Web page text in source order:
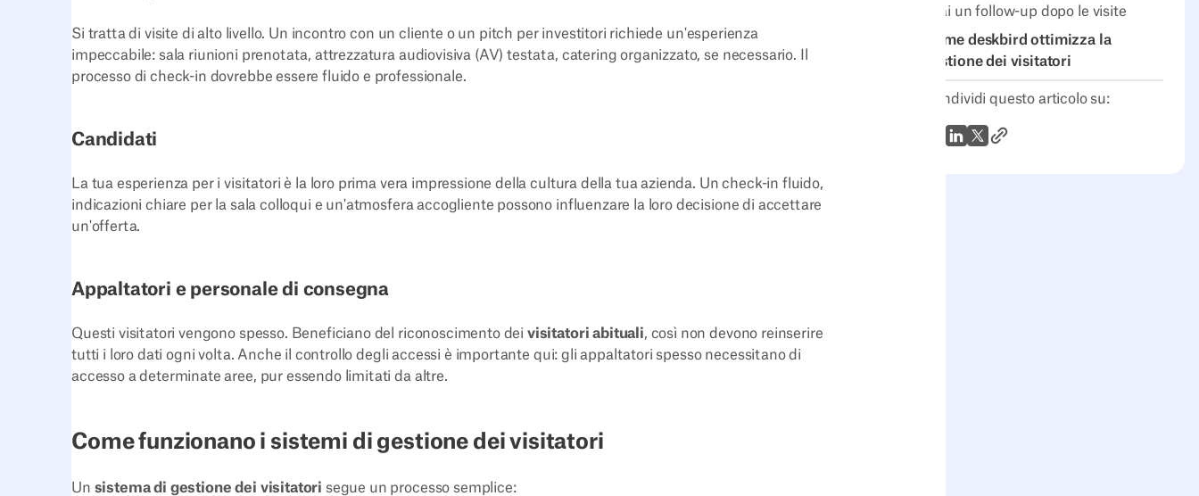
Fai un follow-up dopo le visite
Come deskbird ottimizza la
gestione dei visitatori
Condividi questo articolo su:
WhatsApp
LinkedIn
X (Twitter)
Link all'articolo
Si tratta di visite di alto livello. Un incontro con un cliente o un pitch per investitori richiede un'esperienza
impeccabile: sala riunioni prenotata, attrezzatura audiovisiva (AV) testata, catering organizzato, se necessario. Il
processo di check-in dovrebbe essere fluido e professionale.
Candidati
La tua esperienza per i visitatori è la loro prima vera impressione della cultura della tua azienda. Un check-in fluido,
indicazioni chiare per la sala colloqui e un'atmosfera accogliente possono influenzare la loro decisione di accettare
un'offerta.
Appaltatori e personale di consegna
Questi visitatori vengono spesso. Beneficiano del riconoscimento dei visitatori abituali, così non devono reinserire
tutti i loro dati ogni volta. Anche il controllo degli accessi è importante qui: gli appaltatori spesso necessitano di
accesso a determinate aree, pur essendo limitati da altre.
Come funzionano i sistemi di gestione dei visitatori
Un sistema di gestione dei visitatori segue un processo semplice: